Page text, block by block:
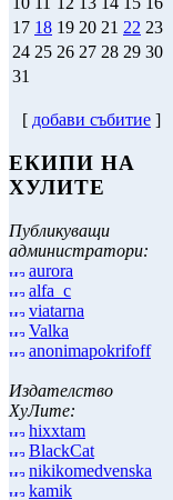
17 18 19 20 21 22 23
24 25 26 27 28 29 30
31
[ добави събитие ]
ЕКИПИ НА
ХУЛИТЕ
Публикуващи
администратори:
aurora
alfa_c
viatarna
Valka
anonimapokrifoff
Издателство
ХуЛите:
hixxtam
BlackCat
nikikomedvenska
kamik